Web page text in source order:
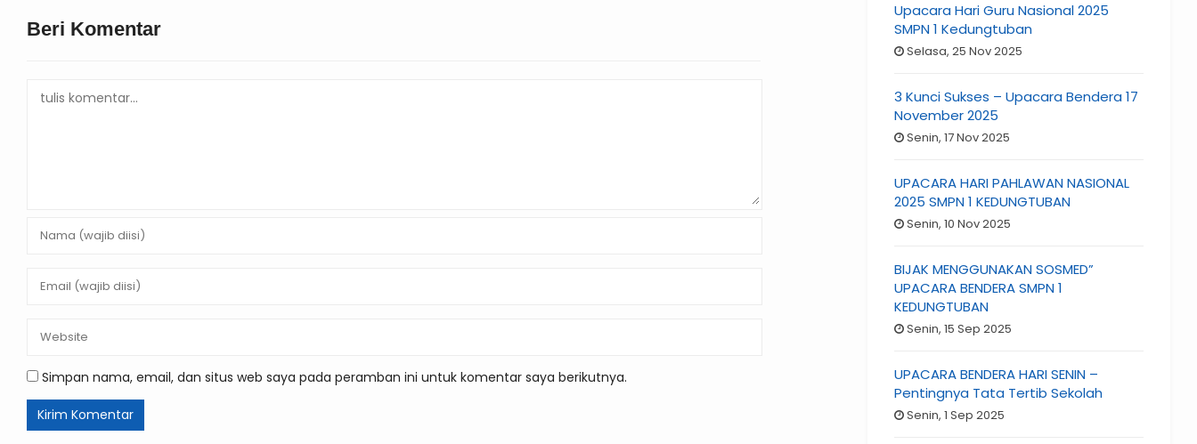
Beri Komentar
Simpan nama, email, dan situs web saya pada peramban ini untuk komentar saya berikutnya.
Upacara Hari Guru Nasional 2025
SMPN 1 Kedungtuban
Selasa, 25 Nov 2025
3 Kunci Sukses – Upacara Bendera 17
November 2025
Senin, 17 Nov 2025
UPACARA HARI PAHLAWAN NASIONAL
2025 SMPN 1 KEDUNGTUBAN
Senin, 10 Nov 2025
BIJAK MENGGUNAKAN SOSMED”
UPACARA BENDERA SMPN 1
KEDUNGTUBAN
Senin, 15 Sep 2025
UPACARA BENDERA HARI SENIN –
Pentingnya Tata Tertib Sekolah
Senin, 1 Sep 2025